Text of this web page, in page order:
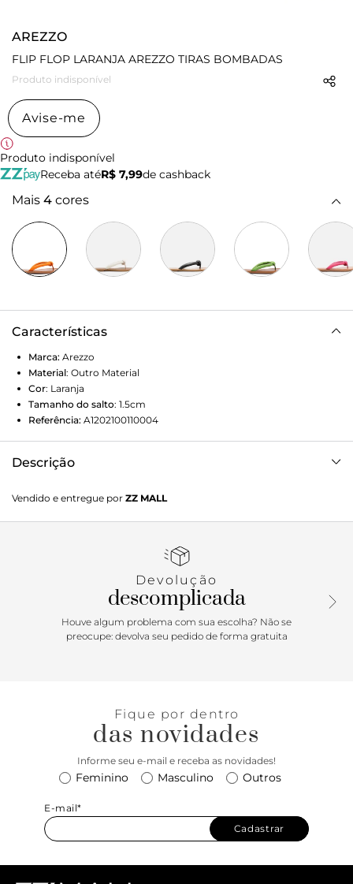
AREZZO
FLIP FLOP LARANJA AREZZO TIRAS BOMBADAS
Produto indisponível
Avise-me
Produto indisponível
Receba atéR$ 7,99de cashback
Mais 4 cores
Características
Marca: Arezzo
Material: Outro Material
Cor: Laranja
Tamanho do salto: 1.5cm
Referência: A1202100110004
Descrição
nó. Bico quadrado e logotipo da Arezzo na palmilha
Vendido e entregue por ZZ MALL
Devolução
descomplicada
Houve algum problema com sua escolha? Não se
preocupe: devolva seu pedido de forma gratuita
Fique por dentro
das novidades
Informe seu e-mail e receba as novidades!
Feminino Masculino Outros
E-mail*
Cadastrar